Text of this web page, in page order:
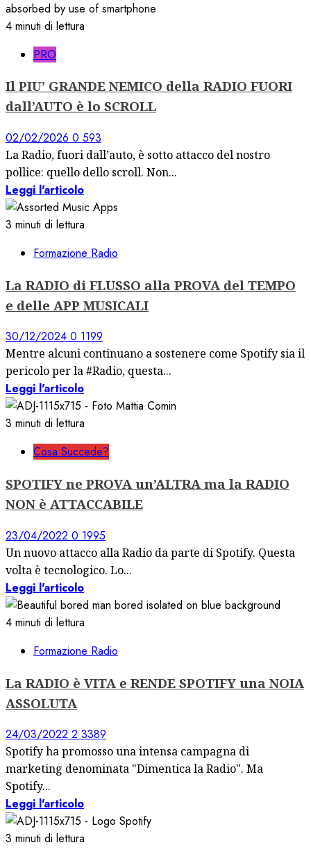
4 minuti di lettura
PRO
Il PIU’ GRANDE NEMICO della RADIO FUORI
dall’AUTO è lo SCROLL
02/02/2026 0 593
La Radio, fuori dall’auto, è sotto attacco del nostro
pollice: quello dello scroll. Non...
Leggi l'articolo
3 minuti di lettura
Formazione Radio
La RADIO di FLUSSO alla PROVA del TEMPO
e delle APP MUSICALI
30/12/2024 0 1199
Mentre alcuni continuano a sostenere come Spotify sia il
pericolo per la #Radio, questa...
Leggi l'articolo
3 minuti di lettura
Cosa Succede?
SPOTIFY ne PROVA un’ALTRA ma la RADIO
NON è ATTACCABILE
23/04/2022 0 1995
Un nuovo attacco alla Radio da parte di Spotify. Questa
volta è tecnologico. Lo...
Leggi l'articolo
4 minuti di lettura
Formazione Radio
La RADIO è VITA e RENDE SPOTIFY una NOIA
ASSOLUTA
24/03/2022 2 3389
Spotify ha promosso una intensa campagna di
marketing denominata "Dimentica la Radio". Ma
Spotify...
Leggi l'articolo
3 minuti di lettura